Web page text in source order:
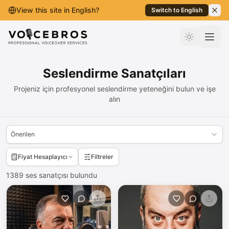
View this site in English? Switch to English
İçeriğe Geç
Seslendirme Sanatçıları
Projeniz için profesyonel seslendirme yeteneğini bulun ve işe
alın
Önerilen
Fiyat Hesaplayıcı Filtreler
1389 ses sanatçısı bulundu